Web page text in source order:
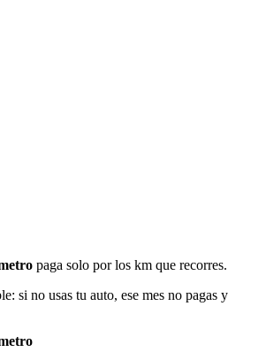
paga solo por los km que recorres.
si no usas tu auto, ese mes no pagas y